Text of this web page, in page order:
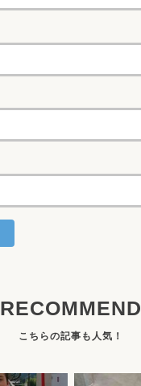
RECOMMEND